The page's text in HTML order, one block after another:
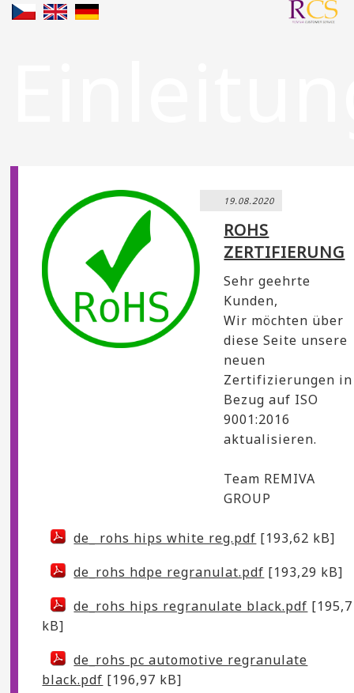
19.08.2020
ROHS
ZERTIFIERUNG
Sehr geehrte
Kunden,
Wir möchten über
diese Seite unsere
neuen
Zertifizierungen in
Bezug auf ISO
9001:2016
aktualisieren.
Team REMIVA
GROUP
de_ rohs hips white reg.pdf [193,62 kB]
de_rohs hdpe regranulat.pdf [193,29 kB]
de_rohs hips regranulate black.pdf [195,7
kB]
de_rohs pc automotive regranulate
black.pdf [196,97 kB]